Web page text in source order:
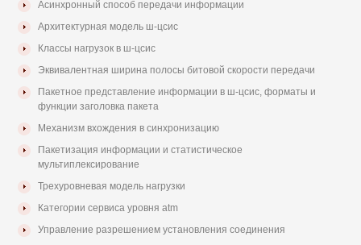
Асинхронный способ передачи информации
Архитектурная модель ш-цсис
Классы нагрузок в ш-цсис
Эквивалентная ширина полосы битовой скорости передачи
Пакетное представление информации в ш-цсис, форматы и
функции заголовка пакета
Механизм вхождения в синхронизацию
Пакетизация информации и статистическое
мультиплексирование
Трехуровневая модель нагрузки
Категории сервиса уровня atm
Управление разрешением установления соединения